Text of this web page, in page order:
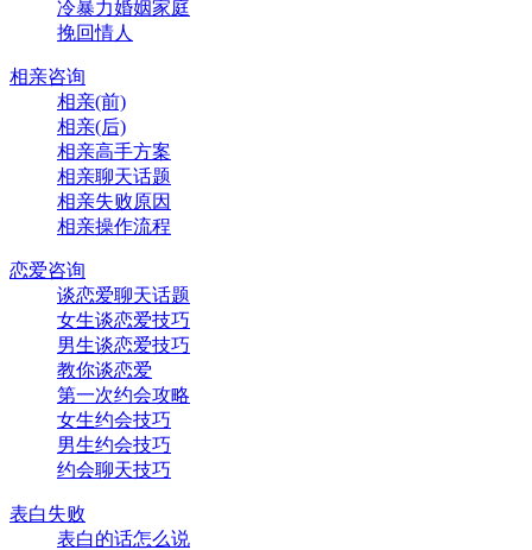
冷暴力婚姻家庭
挽回情人
相亲咨询
相亲(前)
相亲(后)
相亲高手方案
相亲聊天话题
相亲失败原因
相亲操作流程
恋爱咨询
谈恋爱聊天话题
女生谈恋爱技巧
男生谈恋爱技巧
教你谈恋爱
第一次约会攻略
女生约会技巧
男生约会技巧
约会聊天技巧
表白失败
表白的话怎么说